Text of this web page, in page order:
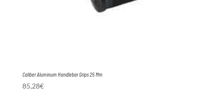
Caliber Aluminum Handlebar Grips 25 Mm
85,28€